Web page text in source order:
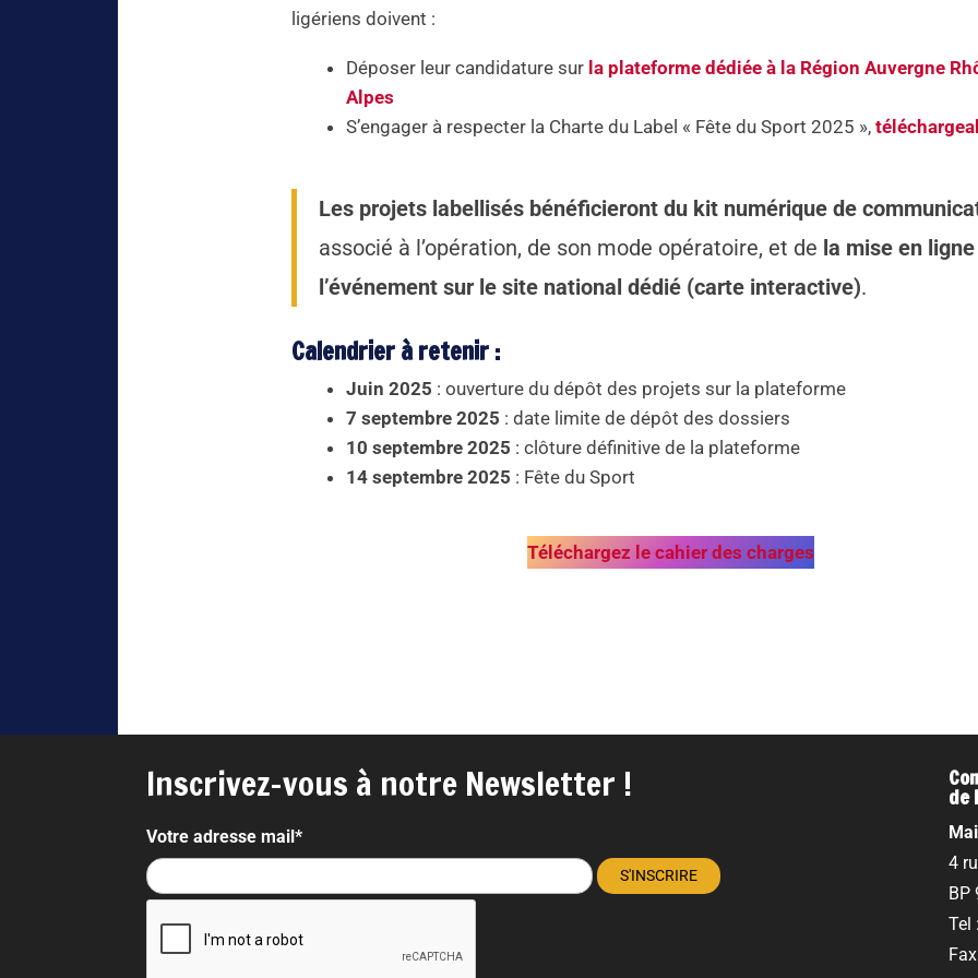
ligériens doivent :
Déposer leur candidature sur la plateforme dédiée à la Région Auvergne
Alpes
S’engager à respecter la Charte du Label « Fête du Sport 2025 »,
Les projets labellisés bénéficieront du kit numérique de
associé à l’opération, de son mode opératoire, et de la mise en
l’événement sur le site national dédié (carte interactive).
Calendrier à retenir :
Juin 2025 : ouverture du dépôt des projets sur la plateforme
7 septembre 2025 : date limite de dépôt des dossiers
10 septembre 2025 : clôture définitive de la plateforme
14 septembre 2025 : Fête du Sport
Téléchargez le cahier des charges
Inscrivez-vous à notre Newsletter !
Votre adresse mail*
de
4
BP
Tel